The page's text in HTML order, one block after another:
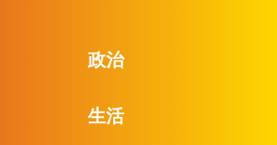
政治
生活